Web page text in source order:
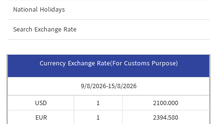
National Holidays
Search Exchange Rate
Currency Exchange Rate(For Customs Purpose)
9/8/2026-15/8/2026
USD
EUR
1
1
2100.000
2394.580